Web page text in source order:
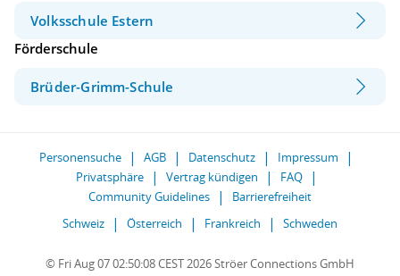
Volksschule Estern
Förderschule
Brüder-Grimm-Schule
Personensuche AGB Datenschutz
Impressum
Privatsphäre
Vertrag kündigen
FAQ
Community Guidelines
Barrierefreiheit
Schweiz
Österreich Frankreich Schweden
© Fri Aug 07 02:50:08 CEST 2026 Ströer Connections GmbH